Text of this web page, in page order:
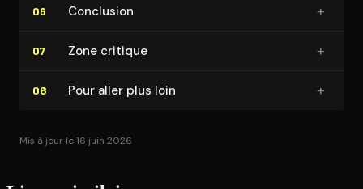
06 Conclusion +
07 Zone critique +
08 Pour aller plus loin +
Mis à jour le 16 juin 2026